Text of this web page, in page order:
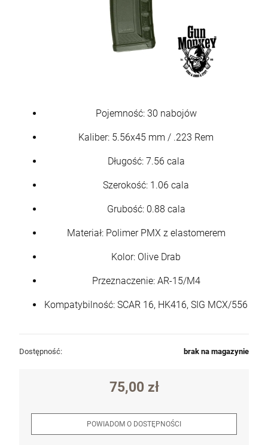
Pojemność: 30 nabojów
Kaliber: 5.56x45 mm / .223 Rem
Długość: 7.56 cala
Szerokość: 1.06 cala
Grubość: 0.88 cala
Materiał: Polimer PMX z elastomerem
Kolor: Olive Drab
Przeznaczenie: AR-15/M4
Kompatybilność: SCAR 16, HK416, SIG MCX/556
Dostępność: brak na magazynie
75,00 zł
POWIADOM O DOSTĘPNOŚCI